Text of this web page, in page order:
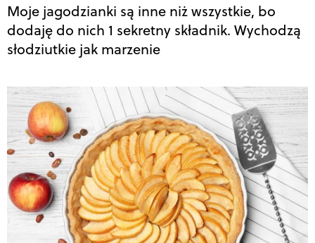
Moje jagodzianki są inne niż wszystkie, bo
dodaję do nich 1 sekretny składnik. Wychodzą
słodziutkie jak marzenie